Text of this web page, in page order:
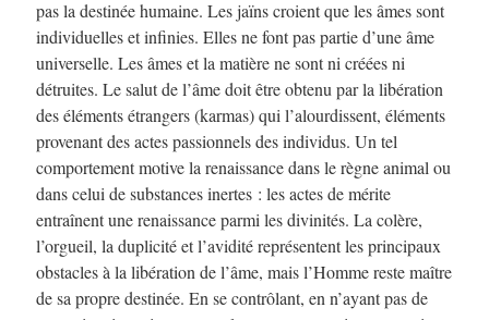
pas la destinée humaine. Les jaïns croient que les âmes sont
individuelles et infinies. Elles ne font pas partie d’une âme
universelle. Les âmes et la matière ne sont ni créées ni
détruites. Le salut de l’âme doit être obtenu par la libération
des éléments étrangers (karmas) qui l’alourdissent, éléments
provenant des actes passionnels des individus. Un tel
comportement motive la renaissance dans le règne animal ou
dans celui de substances inertes : les actes de mérite
entraînent une renaissance parmi les divinités. La colère,
l’orgueil, la duplicité et l’avidité représentent les principaux
obstacles à la libération de l’âme, mais l’Homme reste maître
de sa propre destinée. En se contrôlant, en n’ayant pas de